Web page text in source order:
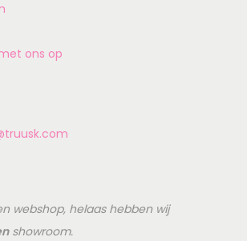
ons op
webshop, helaas hebben wij
showroom.